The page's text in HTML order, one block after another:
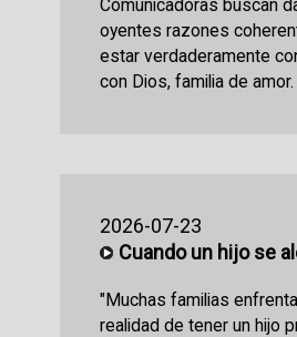
Comunicadoras buscan
oyentes razones
estar verdaderamente
con Dios, familia de amor.
2026-07-23
Cuando un hijo se
"Muchas familias
realidad de tener un hijo